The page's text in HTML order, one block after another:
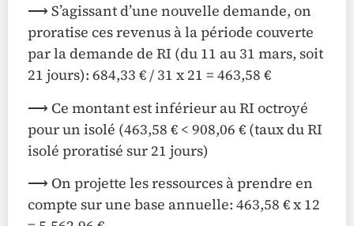
⟶ S’agissant d’une nouvelle demande, on
proratise ces revenus à la période couverte
par la demande de RI (du 11 au 31 mars, soit
21 jours): 684,33 € / 31 x 21 = 463,58 €
⟶ Ce montant est inférieur au RI octroyé
pour un isolé (463,58 € < 908,06 € (taux du RI
isolé proratisé sur 21 jours)
⟶ On projette les ressources à prendre en
compte sur une base annuelle: 463,58 € x 12